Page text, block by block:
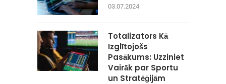
03.07.2024
Totalizators Kā
Izglītojošs
Pasākums: Uzziniet
Vairāk par Sportu
un Stratēģijām